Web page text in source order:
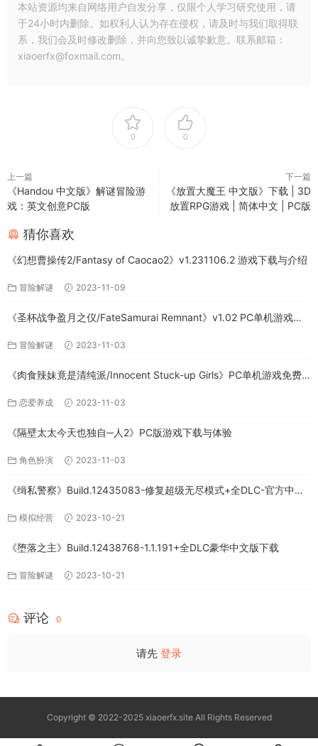
本站资源均来自网络用户自发分享，仅限个人学习研究使用，请
于24小时内删除。如权利人认为存在侵权，请及时与我们取得联
系，我们会及时修改删除，并向您致以诚挚歉意。联系邮箱：
xiaoerfx@foxmail.com。
0 0
上一篇
《Handou 中文版》解谜冒险游
戏：英文创意PC版
下一篇
《放置大魔王 中文版》下载 | 3D
放置RPG游戏 | 简体中文 | PC版
猜你喜欢
《幻想曹操传2/Fantasy of Caocao2》v1.231106.2 游戏下载与介绍
冒险解谜 2023-11-09
《圣杯战争盈月之仪/FateSamurai Remnant》v1.02 PC单机游戏下
冒险解谜 2023-11-03
《肉食辣妹竟是清纯派/Innocent Stuck-up Girls》PC单机游戏免费
恋爱养成 2023-11-03
《隔壁太太今天也独自─人2》PC版游戏下载与体验
角色扮演 2023-11-03
《缉私警察》Build.12435083-修复超级无尽模式+全DLC-官方中文-
模拟经营 2023-10-21
《堕落之主》Build.12438768-1.1.191+全DLC豪华中文版下载
冒险解谜 2023-10-21
评论 0
请先 登录
Copyright © 2022-2025 xiaoerfx.site All Rights Reserved